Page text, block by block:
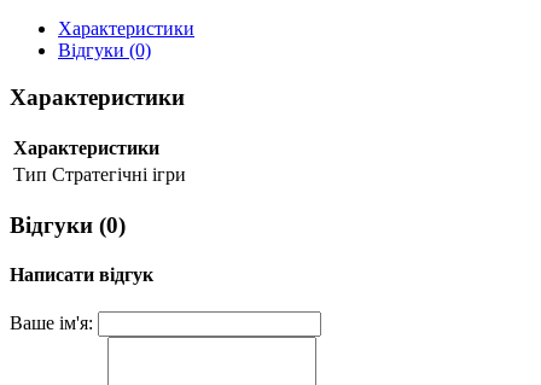
Характеристики
Відгуки (0)
Характеристики
Характеристики
Тип Стратегічні ігри
Відгуки (0)
Написати відгук
Ваше ім'я: